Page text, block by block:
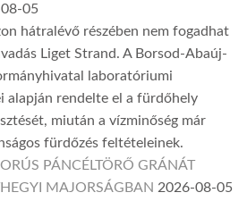
05
hátralévő részében nem fogadhat
Liget Strand. A Borsod-Abaúj-
laboratóriumi
alapján rendelte el a fürdőhely
miután a vízminőség már
fürdőzés feltételeinek.
PÁNCÉLTÖRŐ GRÁNÁT
MAJORSÁGBAN 2026-08-05